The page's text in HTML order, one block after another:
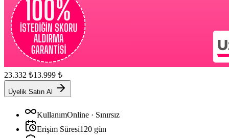
23.332 ₺13.999 ₺
Üyelik Satın Al
KullanımOnline · Sınırsız
Erişim Süresi120 gün